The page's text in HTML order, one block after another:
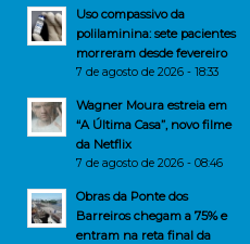
Uso compassivo da
polilaminina: sete pacientes
morreram desde fevereiro
7 de agosto de 2026 - 18:33
Wagner Moura estreia em
“A Última Casa”, novo filme
da Netflix
7 de agosto de 2026 - 08:46
Obras da Ponte dos
Barreiros chegam a 75% e
entram na reta final da